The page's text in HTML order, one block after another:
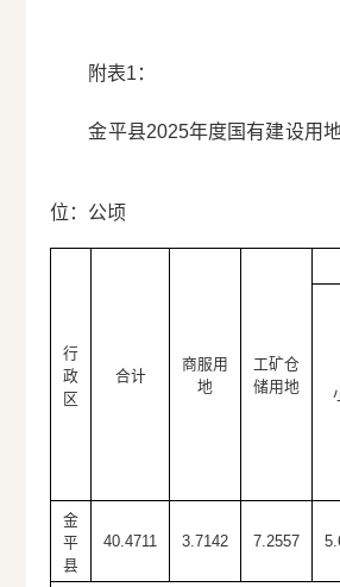
附表1：
金平县2025年度国有建设
位：公顷
行
政
区
合计
商服用
地
工矿仓
储用地
金
平
县
40.4711 3.7142 7.2557